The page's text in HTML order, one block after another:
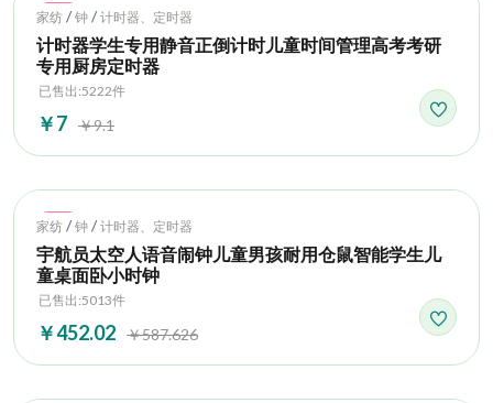
Hot
家纺 / 钟 / 计时器、定时器
计时器学生专用静音正倒计时儿童时间管理高考考研
专用厨房定时器
已售出:5222件
￥7 ￥9.1
Hot
家纺 / 钟 / 计时器、定时器
宇航员太空人语音闹钟儿童男孩耐用仓鼠智能学生儿
童桌面卧小时钟
已售出:5013件
￥452.02 ￥587.626